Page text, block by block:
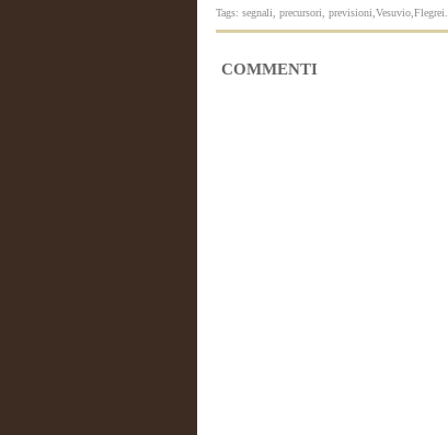
Tags: segnali, precursori, previsioni,Vesuvio,Flegrei.
COMMENTI